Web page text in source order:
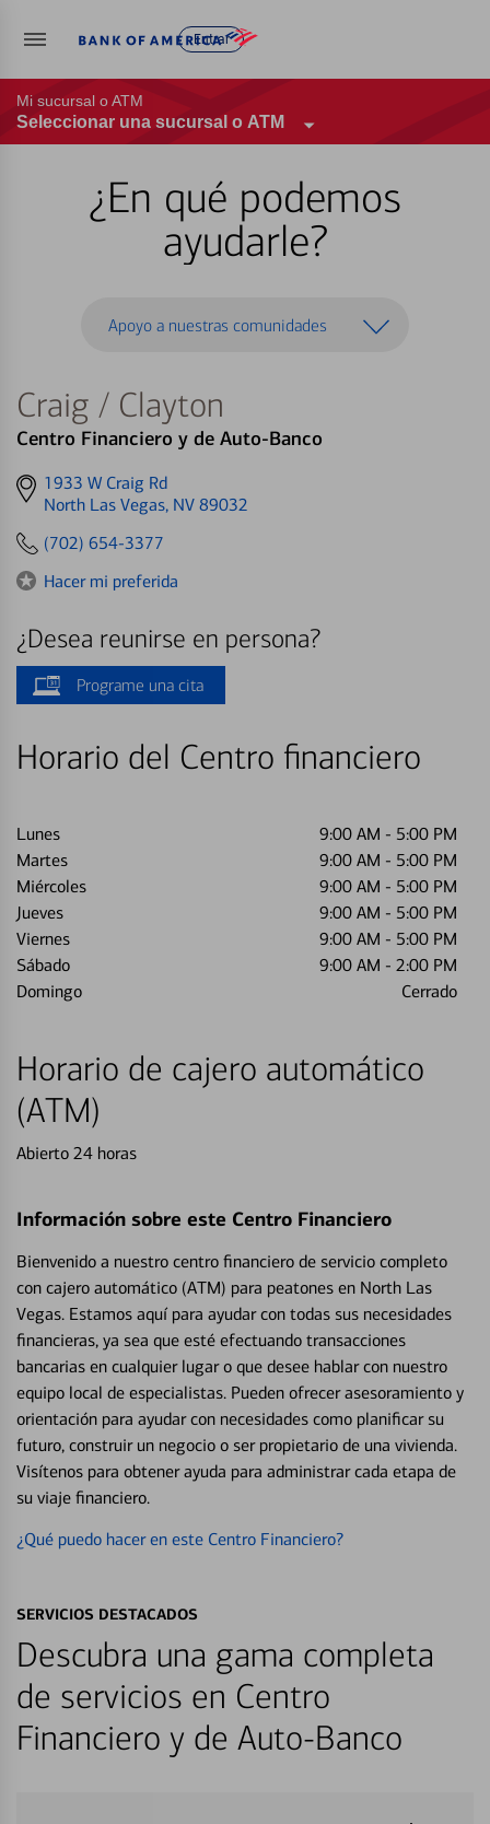
Entrar
Mi sucursal o ATM
Seleccionar una sucursal o ATM
¿En qué podemos
ayudarle?
Apoyo a nuestras comunidades
Craig / Clayton
Centro Financiero y de Auto-Banco
Get
directions
1933 W Craig Rd
North Las Vegas, NV 89032
(702) 654-3377
Hacer mi preferida
¿Desea reunirse en persona?
Programe una cita
Horario del Centro financiero
Lunes 9:00 AM - 5:00 PM
Martes
9:00 AM - 5:00 PM
Miércoles
9:00 AM - 5:00 PM
Jueves
9:00 AM - 5:00 PM
Viernes
9:00 AM - 5:00 PM
Sábado
9:00 AM - 2:00 PM
Domingo
Cerrado
Horario de cajero automático
(ATM)
Abierto 24 horas
Información sobre este Centro Financiero
Bienvenido a nuestro centro financiero de servicio completo
con cajero automático (ATM) para peatones en North Las
Vegas. Estamos aquí para ayudar con todas sus necesidades
financieras, ya sea que esté efectuando transacciones
bancarias en cualquier lugar o que desee hablar con nuestro
equipo local de especialistas. Pueden ofrecer asesoramiento y
orientación para ayudar con necesidades como planificar su
futuro, construir un negocio o ser propietario de una vivienda.
Visítenos para obtener ayuda para administrar cada etapa de
su viaje financiero.
¿Qué puedo hacer en este Centro Financiero?
SERVICIOS DESTACADOS
Descubra una gama completa
de servicios en Centro
Financiero y de Auto-Banco